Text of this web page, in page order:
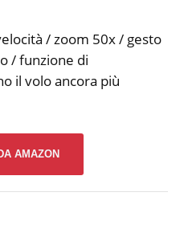
/ zoom 50x / gesto
/ funzione di
il volo ancora più
AMAZON